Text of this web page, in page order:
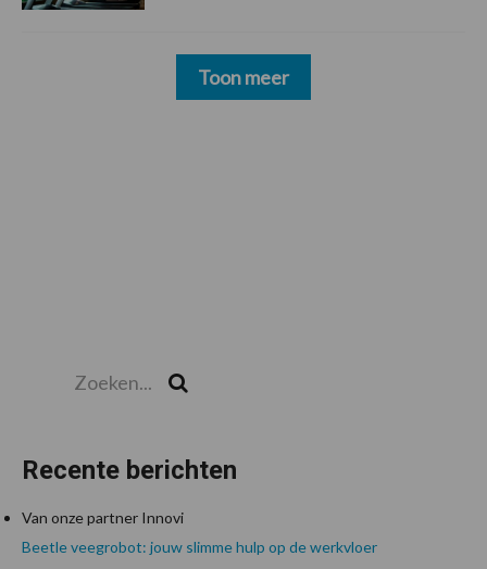
Toon meer
Recente berichten
Van onze partner Innovi
Beetle veegrobot: jouw slimme hulp op de werkvloer